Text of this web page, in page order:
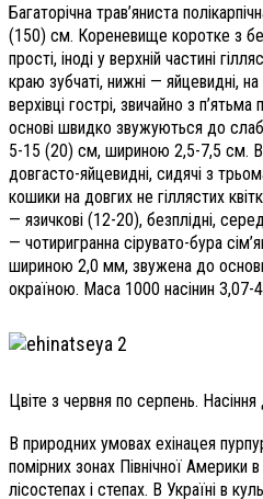
Багаторічна трав’яниста
(150) см. Кореневище коротке з
прості, іноді у верхній частині
краю зубчаті, нижні — яйцевидні,
верхівці гострі, звичайно з
основі швидко звужуються до
5-15 (20) см, шириною 2,5-7,5 см.
довгасто-яйцевидні, сидячі з
кошики на довгих не гіллястих
— язичкові (12-20), безплідні,
— чотиригранна сірувато-бура
шириною 2,0 мм, звужена до
окраїною. Маса 1000 насінин 3,07-
Цвіте з червня по серпень. Насіння
В природних умовах ехінацея
помірних зонах Північної Америки
лісостепах і степах. В Україні в